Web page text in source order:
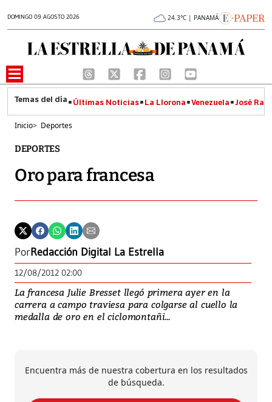
DOMINGO 09 AGOSTO 2026 24.3°C | PANAMÁ
Últimas Noticias La Llorona Venezuela José
Inicio> Deportes
DEPORTES
Oro para francesa
PorRedacción Digital La Estrella
12/08/2012 02:00
La francesa Julie Bresset llegó primera ayer en la
carrera a campo traviesa para colgarse al cuello la
medalla de oro en el ciclomontañi...
Encuentra más de nuestra cobertura en los resultados
de búsqueda.